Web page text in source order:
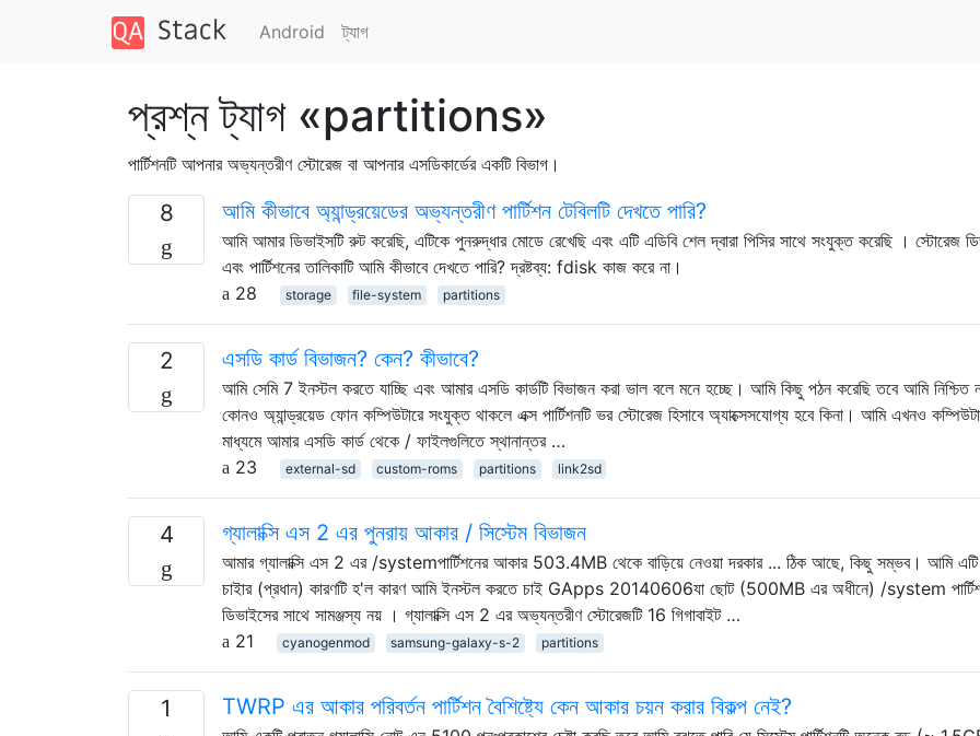
Android ট্যাগ
প্রশ্ন ট্যাগ «partitions»
পার্টিশনটি আপনার অভ্যন্তরীণ স্টোরেজ বা আপনার এসডিকার্ডের একটি বিভাগ।
8 আমি কীভাবে অ্যান্ড্রয়েডের অভ্যন্তরীণ পার্টিশন টেবিলটি দেখতে পারি?
আমি আমার ডিভাইসটি রুট করেছি, এটিকে পুনরুদ্ধার মোডে রেখেছি এবং এটি এডিবি শেল দ্বারা পিসির সাথে সংযুক্ত করেছি । স্টোরেজ
এবং পার্টিশনের তালিকাটি আমি কীভাবে দেখতে পারি? দ্রষ্টব্য: fdisk কাজ করে না।
28
storage file-system partitions
2 এসডি কার্ড বিভাজন? কেন? কীভাবে?
আমি সেমি 7 ইনস্টল করতে যাচ্ছি এবং আমার এসডি কার্ডটি বিভাজন করা ভাল বলে মনে হচ্ছে। আমি কিছু পঠন করেছি তবে আমি নিশ্চিত
কোনও অ্যান্ড্রয়েড ফোন কম্পিউটারে সংযুক্ত থাকলে এক্স পার্টিশনটি ভর স্টোরেজ হিসাবে অ্যাক্সেসযোগ্য হবে কিনা। আমি এখনও
মাধ্যমে আমার এসডি কার্ড থেকে / ফাইলগুলিতে স্থানান্তর …
23
external-sd custom-roms partitions link2sd
4 গ্যালাক্সি এস 2 এর পুনরায় আকার / সিস্টেম বিভাজন
আমার গ্যালাক্সি এস 2 এর /systemপার্টিশনের আকার 503.4MB থেকে বাড়িয়ে নেওয়া দরকার ... ঠিক আছে, কিছু সম্ভব। আমি
চাইার (প্রধান) কারণটি হ'ল কারণ আমি ইনস্টল করতে চাই GApps 20140606যা ছোট (500MB এর অধীনে) /system
ডিভাইসের সাথে সামঞ্জস্য নয় । গ্যালাক্সি এস 2 এর অভ্যন্তরীণ স্টোরেজটি 16 গিগাবাইট …
21
cyanogenmod samsung-galaxy-s-2 partitions
1 TWRP এর আকার পরিবর্তন পার্টিশন বৈশিষ্ট্যে কেন আকার চয়ন করার বিকল্প নেই?